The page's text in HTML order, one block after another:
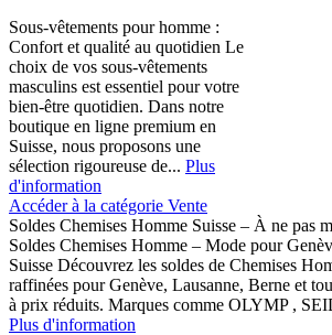
Sous-vêtements pour homme :
Confort et qualité au quotidien Le
choix de vos sous-vêtements
masculins est essentiel pour votre
bien-être quotidien. Dans notre
boutique en ligne premium en
Suisse, nous proposons une
sélection rigoureuse de... Plus
d'information
Accéder à la catégorie Vente
Soldes Chemises Homme Suisse – À ne pas
Soldes Chemises Homme – Mode pour
Suisse Découvrez les soldes de Chemises
raffinées pour Genève, Lausanne, Berne et
à prix réduits. Marques comme OLYMP ,
Plus d'information